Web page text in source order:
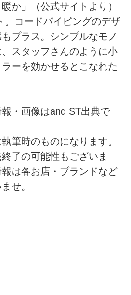
か」（公式サイトより）
。コードパイピングのデザ
プラス。シンプルなモノ
、スタッフさんのように小
ーを効かせるとこなれた
・画像はand ST出典で
筆時のものになります。
了の可能性もございま
は各お店・ブランドなど
せ。